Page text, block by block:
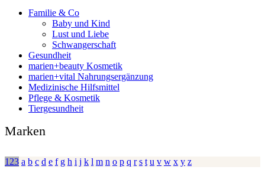
Familie & Co
Baby und Kind
Lust und Liebe
Schwangerschaft
Gesundheit
marien+beauty Kosmetik
marien+vital Nahrungsergänzung
Medizinische Hilfsmittel
Pflege & Kosmetik
Tiergesundheit
Marken
123 a b c d e f g h i j k l m n o p q r s t u v w x y z